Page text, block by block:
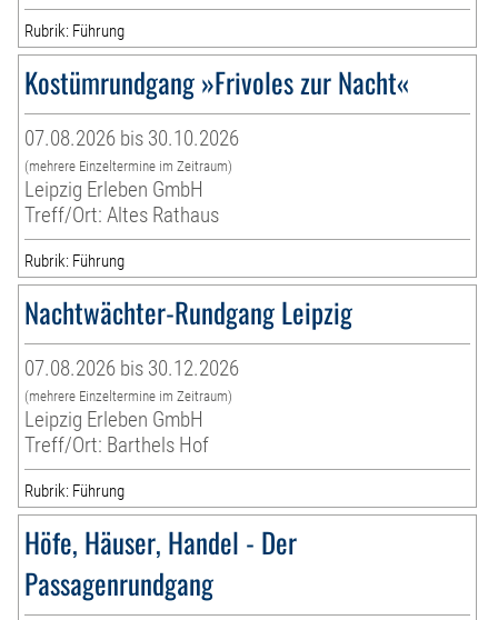
Rubrik: Führung
Kostümrundgang »Frivoles zur Nacht«
07.08.2026 bis 30.10.2026
(mehrere Einzeltermine im Zeitraum)
Leipzig Erleben GmbH
Treff/Ort: Altes Rathaus
Rubrik: Führung
Nachtwächter-Rundgang Leipzig
07.08.2026 bis 30.12.2026
(mehrere Einzeltermine im Zeitraum)
Leipzig Erleben GmbH
Treff/Ort: Barthels Hof
Rubrik: Führung
Höfe, Häuser, Handel - Der
Passagenrundgang